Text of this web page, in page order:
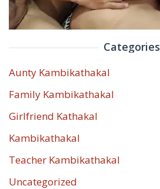
Categories
Aunty Kambikathakal
Family Kambikathakal
Girlfriend Kathakal
Kambikathakal
Teacher Kambikathakal
Uncategorized